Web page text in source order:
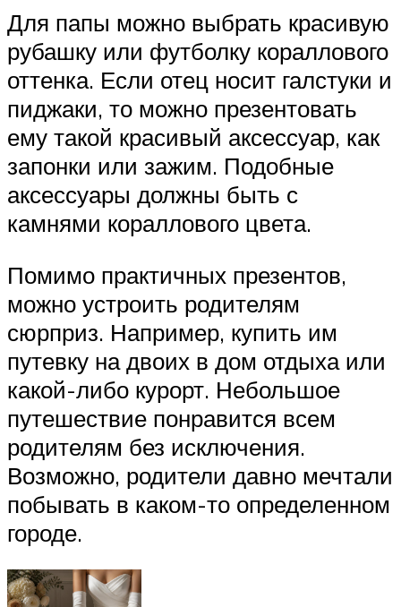
Для папы можно выбрать красивую
рубашку или футболку кораллового
оттенка. Если отец носит галстуки и
пиджаки, то можно презентовать
ему такой красивый аксессуар, как
запонки или зажим. Подобные
аксессуары должны быть с
камнями кораллового цвета.
Помимо практичных презентов,
можно устроить родителям
сюрприз. Например, купить им
путевку на двоих в дом отдыха или
какой-либо курорт. Небольшое
путешествие понравится всем
родителям без исключения.
Возможно, родители давно мечтали
побывать в каком-то определенном
городе.